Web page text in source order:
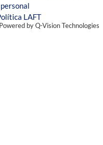
LAFT
by Q-Vision Technologies